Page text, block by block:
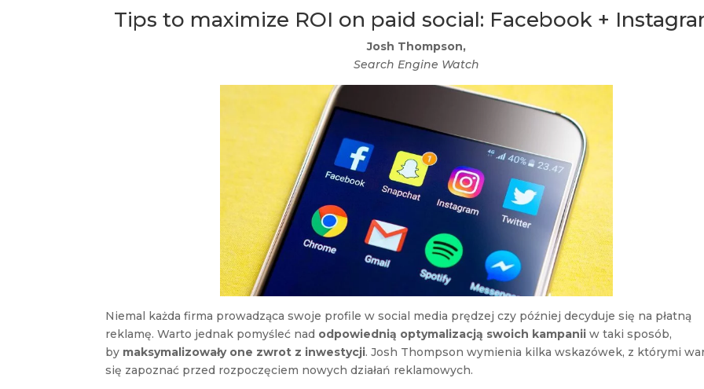
Tips to maximize ROI on paid social: Facebook +
Josh Thompson,
Search Engine Watch
Niemal każda firma prowadząca swoje profile w social media prędzej czy później decyduje się na płatną
reklamę. Warto jednak pomyśleć nad odpowiednią optymalizacją swoich kampanii w taki sposób,
by maksymalizowały one zwrot z inwestycji. Josh Thompson wymienia kilka wskazówek, z którymi
się zapoznać przed rozpoczęciem nowych działań reklamowych.